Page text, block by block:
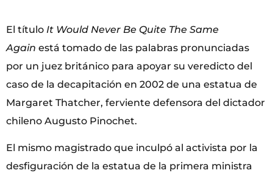
El título It Would Never Be Quite The Same
Again está tomado de las palabras pronunciadas
por un juez británico para apoyar su veredicto del
caso de la decapitación en 2002 de una estatua de
Margaret Thatcher, ferviente defensora del dictador
chileno Augusto Pinochet.
El mismo magistrado que inculpó al activista por la
desfiguración de la estatua de la primera ministra